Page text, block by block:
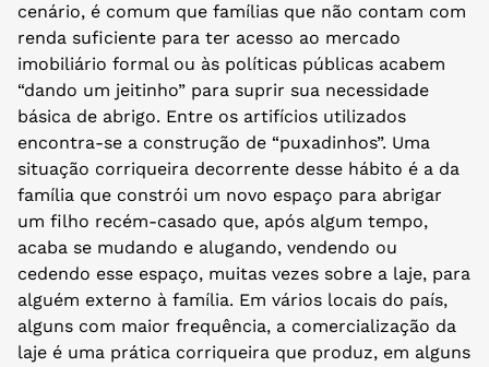
cenário, é comum que famílias que não contam com
renda suficiente para ter acesso ao mercado
imobiliário formal ou às políticas públicas acabem
“dando um jeitinho” para suprir sua necessidade
básica de abrigo. Entre os artifícios utilizados
encontra-se a construção de “puxadinhos”. Uma
situação corriqueira decorrente desse hábito é a da
família que constrói um novo espaço para abrigar
um filho recém-casado que, após algum tempo,
acaba se mudando e alugando, vendendo ou
cedendo esse espaço, muitas vezes sobre a laje, para
alguém externo à família. Em vários locais do país,
alguns com maior frequência, a comercialização da
laje é uma prática corriqueira que produz, em alguns